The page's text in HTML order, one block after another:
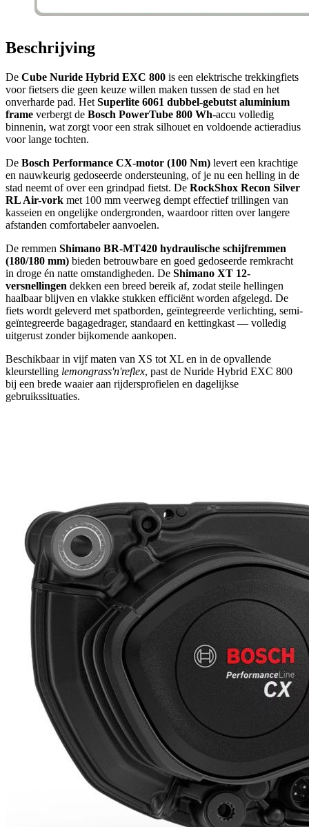
Beschrijving
De Cube Nuride Hybrid EXC 800 is een elektrische trekkingfiets
voor fietsers die geen keuze willen maken tussen de stad en het
onverharde pad. Het Superlite 6061 dubbel-gebutst aluminium
frame verbergt de Bosch PowerTube 800 Wh-accu volledig
binnenin, wat zorgt voor een strak silhouet en voldoende actieradius
voor lange tochten.
De Bosch Performance CX-motor (100 Nm) levert een krachtige
en nauwkeurig gedoseerde ondersteuning, of je nu een helling in de
stad neemt of over een grindpad fietst. De RockShox Recon Silver
RL Air-vork met 100 mm veerweg dempt effectief trillingen van
kasseien en ongelijke ondergronden, waardoor ritten over langere
afstanden comfortabeler aanvoelen.
De remmen Shimano BR-MT420 hydraulische schijfremmen
(180/180 mm) bieden betrouwbare en goed gedoseerde remkracht
in droge én natte omstandigheden. De Shimano XT 12-
versnellingen dekken een breed bereik af, zodat steile hellingen
haalbaar blijven en vlakke stukken efficiënt worden afgelegd. De
fiets wordt geleverd met spatborden, geïntegreerde verlichting, semi-
geïntegreerde bagagedrager, standaard en kettingkast — volledig
uitgerust zonder bijkomende aankopen.
Beschikbaar in vijf maten van XS tot XL en in de opvallende
kleurstelling lemongrass'n'reflex, past de Nuride Hybrid EXC 800
bij een brede waaier aan rijdersprofielen en dagelijkse
gebruikssituaties.